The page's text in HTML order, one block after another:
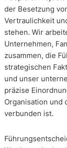
der Besetzung
Vertraulichkeit
stehen. Wir
Unternehmen,
zusammen, die
strategischen
und unser
präzise
Organisation und
verbunden ist.